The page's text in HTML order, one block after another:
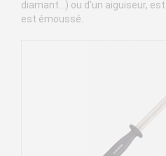
diamant...) ou d'un aiguiseur,
est émoussé.